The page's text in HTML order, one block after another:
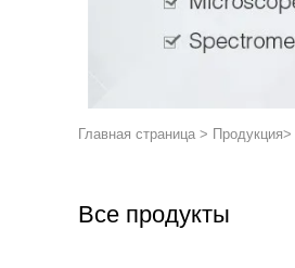
Главная страница > Продукция>
Все продукты